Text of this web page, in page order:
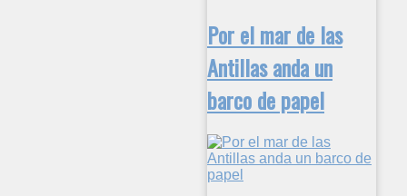
Por el mar de las
Antillas anda un
barco de papel